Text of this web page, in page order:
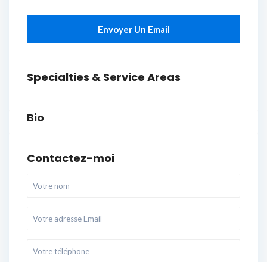
Envoyer Un Email
Specialties & Service Areas
Bio
Contactez-moi